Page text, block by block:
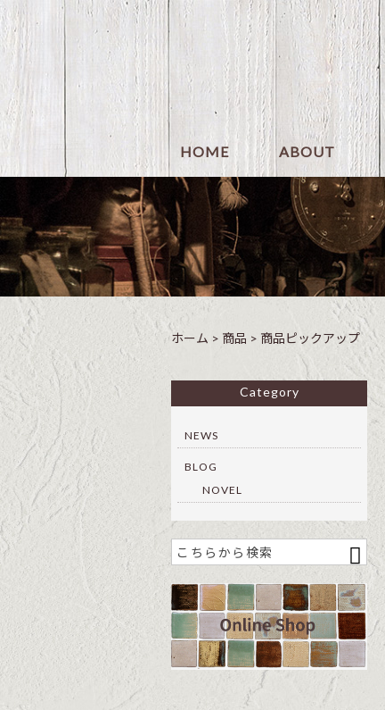
HOME ABOUT
ホーム > 商品 > 商品ピックアップ
Category
NEWS
BLOG
NOVEL